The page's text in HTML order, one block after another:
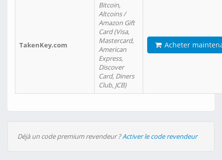
TakenKey.com
Bitcoin,
Altcoins /
Amazon Gift
Card (Visa,
Mastercard,
American
Express,
Discover
Card, Diners
Club, JCB)
Acheter
Déjà un code premium revendeur ?Activer le code revendeur